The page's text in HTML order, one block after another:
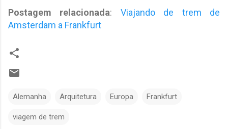
Postagem relacionada: Viajando de trem de
Amsterdam a Frankfurt
Alemanha Arquitetura Europa Frankfurt
viagem de trem